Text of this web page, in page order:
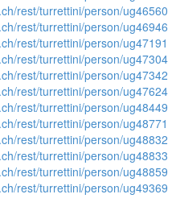
rest/turrettini/person/ug46560
rest/turrettini/person/ug46946
rest/turrettini/person/ug47191
rest/turrettini/person/ug47304
rest/turrettini/person/ug47342
rest/turrettini/person/ug47624
rest/turrettini/person/ug48449
rest/turrettini/person/ug48771
rest/turrettini/person/ug48832
rest/turrettini/person/ug48833
rest/turrettini/person/ug48859
rest/turrettini/person/ug49369